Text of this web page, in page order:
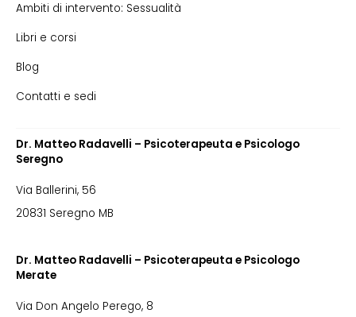
Ambiti di intervento: Sessualità
Libri e corsi
Blog
Contatti e sedi
Dr. Matteo Radavelli – Psicoterapeuta e Psicologo
Seregno
Via Ballerini, 56
20831 Seregno MB
Dr. Matteo Radavelli – Psicoterapeuta e Psicologo
Merate
Via Don Angelo Perego, 8